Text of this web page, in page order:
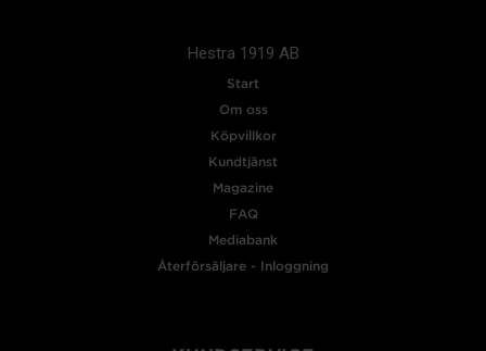
Hestra 1919 AB
Start
Om oss
Köpvillkor
Kundtjänst
Magazine
FAQ
Mediabank
Återförsäljare - Inloggning